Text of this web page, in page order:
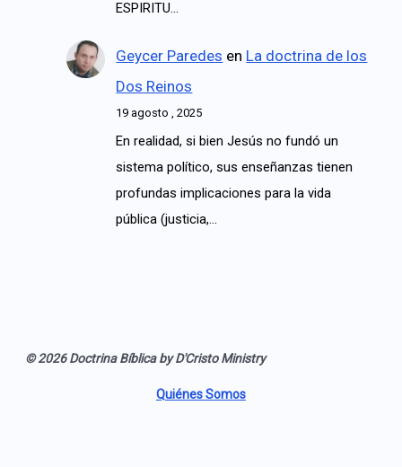
ESPIRITU…
Geycer Paredes en La doctrina de los
Dos Reinos
19 agosto , 2025
En realidad, si bien Jesús no fundó un
sistema político, sus enseñanzas tienen
profundas implicaciones para la vida
pública (justicia,…
© 2026 Doctrina Bíblica by D'Cristo Ministry
Quiénes Somos